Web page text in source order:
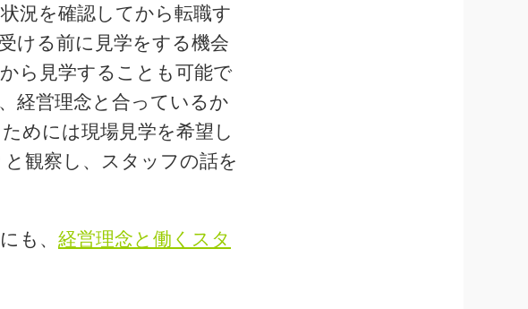
況を確認してから転職す
ける前に見学をする機会
ら見学することも可能で
経営理念と合っているか
めには現場見学を希望し
観察し、スタッフの話を
も、 経営理念と働くスタ